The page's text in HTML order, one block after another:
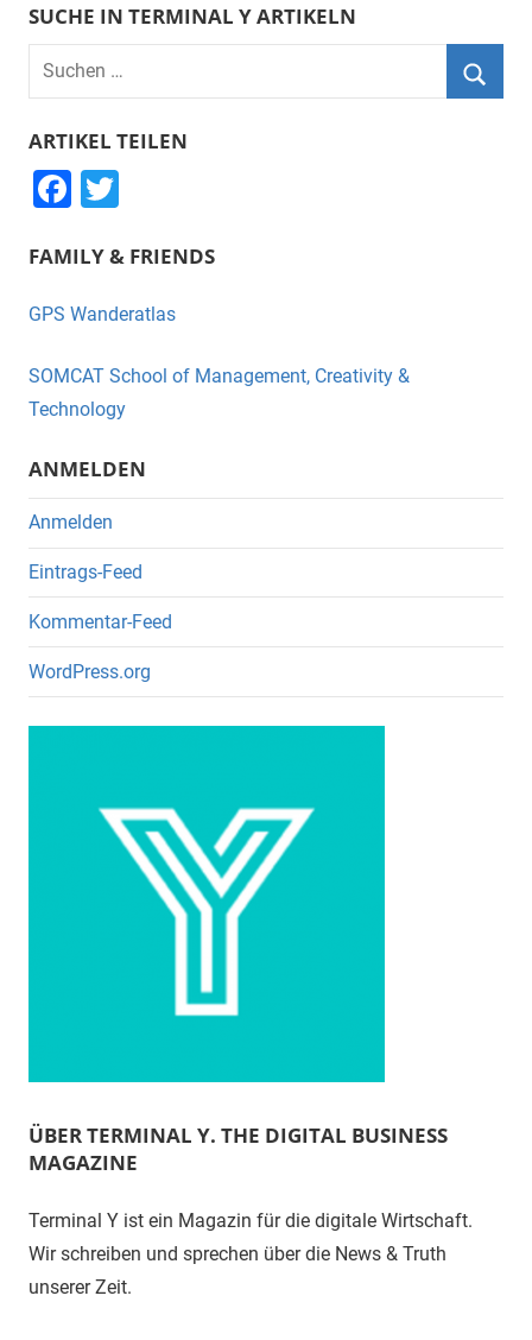
SUCHE IN TERMINAL Y ARTIKELN
Suchen
nach:
ARTIKEL TEILEN
F
c
e
o
o
k
tt
er
FAMILY & FRIENDS
GPS Wanderatlas
SOMCAT School of Management, Creativity &
Technology
ANMELDEN
Anmelden
Eintrags-Feed
Kommentar-Feed
WordPress.org
ÜBER TERMINAL Y. THE DIGITAL BUSINESS
MAGAZINE
Terminal Y ist ein Magazin für die digitale Wirtschaft.
Wir schreiben und sprechen über die News & Truth
unserer Zeit.